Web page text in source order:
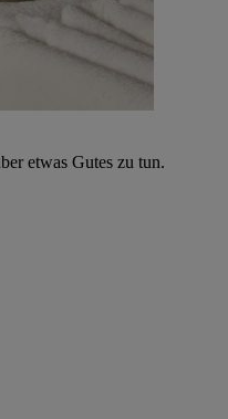
etwas Gutes zu tun.